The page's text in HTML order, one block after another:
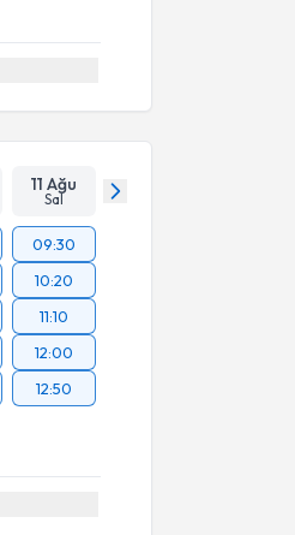
11 Ağu
Sal
09:30
10:20
11:10
12:00
12:50